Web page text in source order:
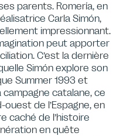
parents. Romería, en
Carla Simón,
impressionnant.
peut apporter
C’est la dernière
Simón explore son
Summer 1993 et
catalane, ce
de l’Espagne, en
caché de l’histoire
en quête